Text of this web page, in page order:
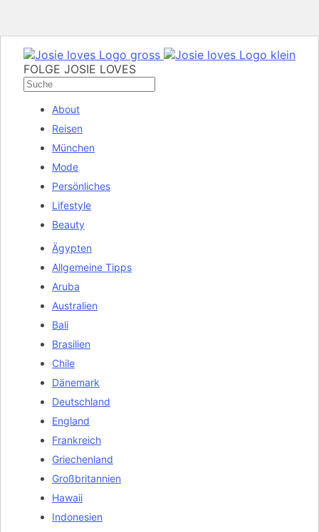
FOLGE JOSIE LOVES
About
Reisen
München
Mode
Persönliches
Lifestyle
Beauty
Ägypten
Allgemeine Tipps
Aruba
Australien
Bali
Brasilien
Chile
Dänemark
Deutschland
England
Frankreich
Griechenland
Großbritannien
Hawaii
Indonesien